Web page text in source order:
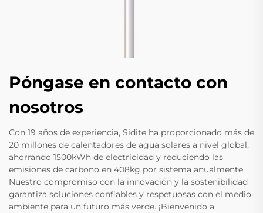
Póngase en contacto con
nosotros
Con 19 años de experiencia, Sidite ha proporcionado más de
20 millones de calentadores de agua solares a nivel global,
ahorrando 1500kWh de electricidad y reduciendo las
emisiones de carbono en 408kg por sistema anualmente.
Nuestro compromiso con la innovación y la sostenibilidad
garantiza soluciones confiables y respetuosas con el medio
ambiente para un futuro más verde. ¡Bienvenido a